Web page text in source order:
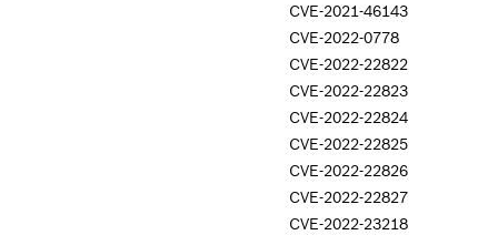
CVE-2021-46143
CVE-2022-0778
CVE-2022-22822
CVE-2022-22823
CVE-2022-22824
CVE-2022-22825
CVE-2022-22826
CVE-2022-22827
CVE-2022-23218